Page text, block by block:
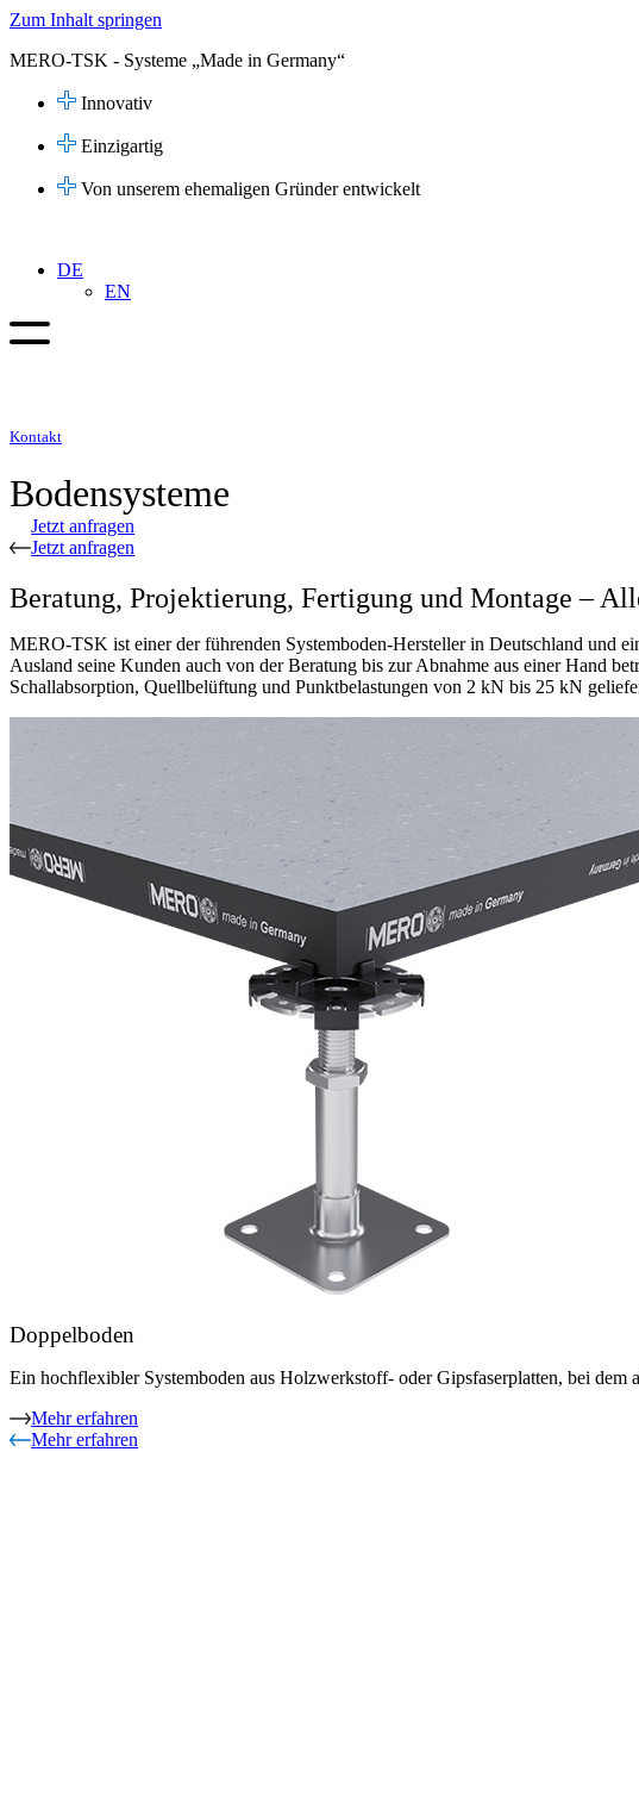
Zum Inhalt springen
MERO-TSK - Systeme „Made in Germany“
Innovativ
Einzigartig
Von unserem ehemaligen Gründer entwickelt
DE
EN
Kontakt
Bodensysteme
Jetzt anfragen
Jetzt anfragen
Beratung, Projektierung, Fertigung und Montage –
MERO-TSK ist einer der führenden Systemboden-Hersteller in Deutschland und
Ausland seine Kunden auch von der Beratung bis zur Abnahme aus einer Hand
Schallabsorption, Quellbelüftung und Punktbelastungen von 2 kN bis 25 kN
Doppelboden
Ein hochflexibler Systemboden aus Holzwerkstoff- oder Gipsfaserplatten, bei dem
Mehr erfahren
Mehr erfahren